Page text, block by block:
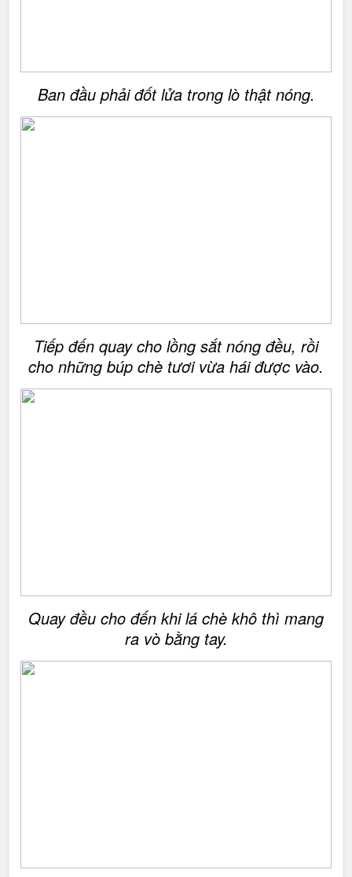
Ban đầu phải đốt lửa trong lò thật nóng.
Tiếp đến quay cho lồng sắt nóng đều, rồi
cho những búp chè tươi vừa hái được vào.
Quay đều cho đến khi lá chè khô thì mang
ra vò bằng tay.